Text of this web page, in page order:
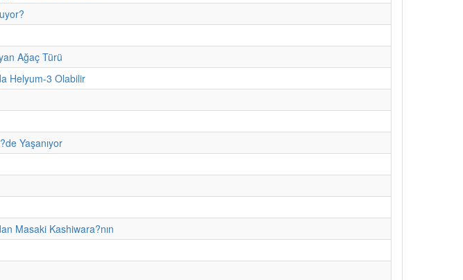
Ağaç Türü
Helyum-3 Olabilir
Yaşanıyor
Masaki Kashiwara?nın